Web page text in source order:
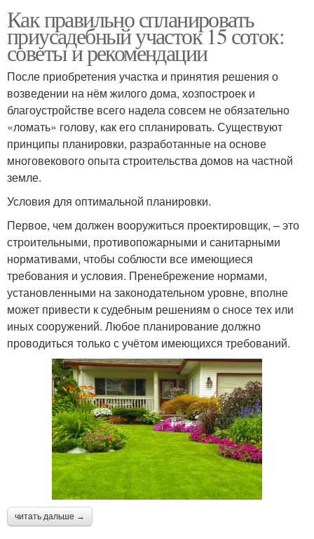
Как правильно спланировать
приусадебный участок 15 соток:
советы и рекомендации
После приобретения участка и принятия решения о
возведении на нём жилого дома, хозпостроек и
благоустройстве всего надела совсем не обязательно
«ломать» голову, как его спланировать. Существуют
принципы планировки, разработанные на основе
многовекового опыта строительства домов на частной
земле.
Условия для оптимальной планировки.
Первое, чем должен вооружиться проектировщик, – это
строительными, противопожарными и санитарными
нормативами, чтобы соблюсти все имеющиеся
требования и условия. Пренебрежение нормами,
установленными на законодательном уровне, вполне
может привести к судебным решениям о сносе тех или
иных сооружений. Любое планирование должно
проводиться только с учётом имеющихся требований.
читать дальше →